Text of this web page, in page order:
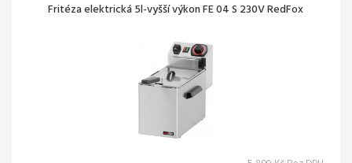
Fritéza elektrická 5l-vyšší výkon FE 04 S 230V RedFox